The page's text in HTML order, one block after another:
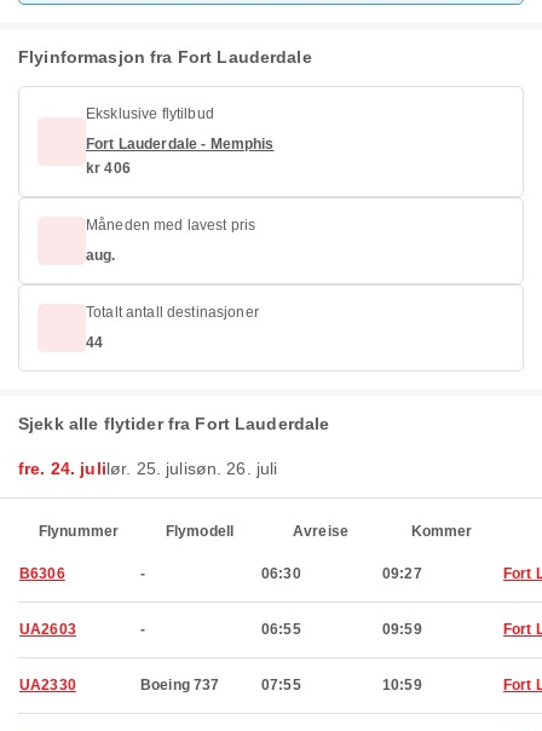
Flyinformasjon fra Fort Lauderdale
Eksklusive flytilbud
Fort Lauderdale - Memphis
kr 406
Måneden med lavest pris
aug.
Totalt antall destinasjoner
44
Sjekk alle flytider fra Fort Lauderdale
fre. 24. julilør. 25. julisøn. 26. juli
Flynummer Flymodell Avreise Kommer
B6306 - 06:30 09:27 Fort
UA2603 - 06:55 09:59 Fort
UA2330 Boeing 737 07:55 10:59 Fort